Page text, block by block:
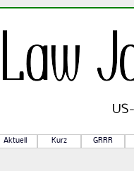
US-
Aktuell Kurz GRRR